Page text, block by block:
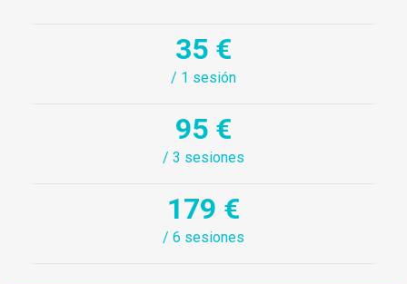
35 €
/ 1 sesión
95 €
/ 3 sesiones
179 €
/ 6 sesiones